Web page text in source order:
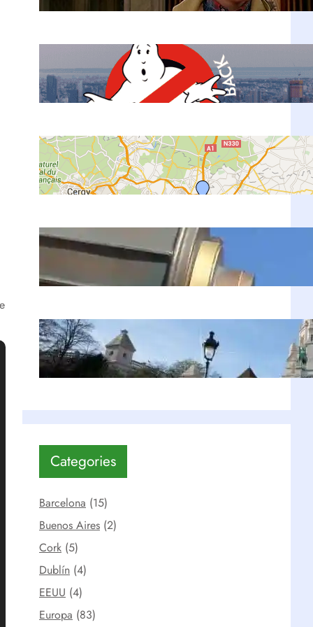
Películas en Nueva York: 20+
Locaciones Famosas + Mapa 2026
Sep 10, 2022
Como llegar del Aeropuerto de
París al Centro
Sep 8, 2022
¿Vale la pena ir a Euro Disney en
París?
Ago 27, 2021
Montmartre: Top 5 de lugares
imperdibles | París
Ago 15, 2019
Categories
Barcelona (15)
Buenos Aires (2)
Cork (5)
Dublín (4)
EEUU (4)
Europa (83)